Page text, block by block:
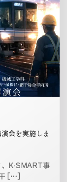
会を実施しま
、K-SMART事
干 […]